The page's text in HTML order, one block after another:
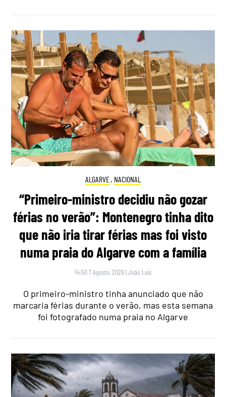
ALGARVE, NACIONAL
“Primeiro-ministro decidiu não gozar
férias no verão”: Montenegro tinha dito
que não iria tirar férias mas foi visto
numa praia do Algarve com a família
14:50 7 Agosto, 2026 |João Luís
O primeiro-ministro tinha anunciado que não
marcaria férias durante o verão, mas esta semana
foi fotografado numa praia no Algarve